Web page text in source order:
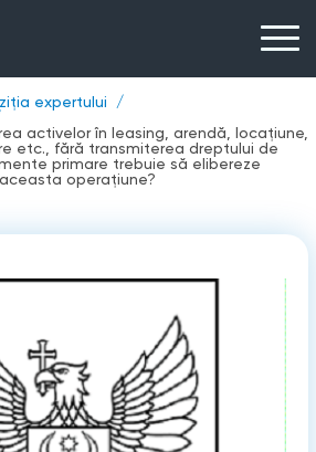
expertului
activelor în leasing, arendă, locațiune,
etc., fără transmiterea dreptului de
primare trebuie să elibereze
operațiune?